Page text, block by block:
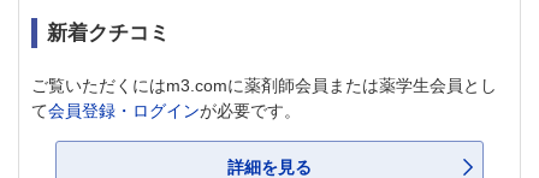
新着クチコミ
ご覧いただくにはm3.comに薬剤師会員または薬学生会員とし
て会員登録・ログインが必要です。
詳細を見る